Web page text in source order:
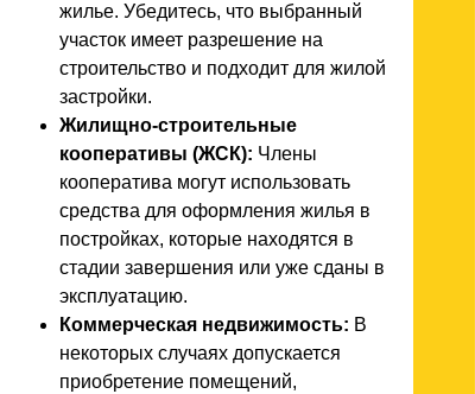
жилье. Убедитесь, что выбранный
участок имеет разрешение на
строительство и подходит для жилой
застройки.
Жилищно-строительные
кооперативы (ЖСК): Члены
кооператива могут использовать
средства для оформления жилья в
постройках, которые находятся в
стадии завершения или уже сданы в
эксплуатацию.
Коммерческая недвижимость: В
некоторых случаях допускается
приобретение помещений,